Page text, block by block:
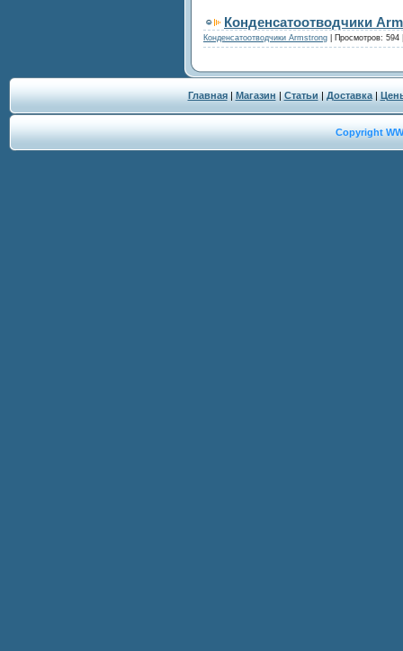
Конденсатоотводчики
Конденсатоотводчики Armstrong Просмотров: 594
Главная| Магазин | Статьи | Доставка|
Copyright